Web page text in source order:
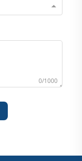
0/1000